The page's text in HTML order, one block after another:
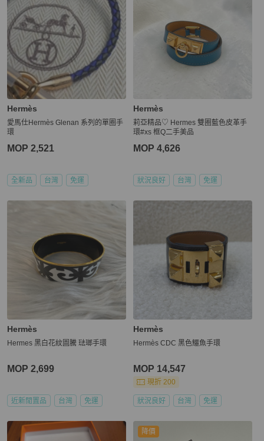
Hermès
愛馬仕Hermès Glenan 系列的單圈手
環
MOP 2,521
全新品 台灣 免運
Hermès
莉亞精品♡ Hermes 雙圈藍色皮革手
環#xs 框Q二手美品
MOP 4,626
狀況良好 台灣 免運
Hermès
Hermes 黑白花紋圖騰 琺瑯手環
MOP 2,699
近新閒置品 台灣 免運
Hermès
Hermès CDC 黑色鱷魚手環
MOP 14,547
現折 200
狀況良好 台灣 免運
降價